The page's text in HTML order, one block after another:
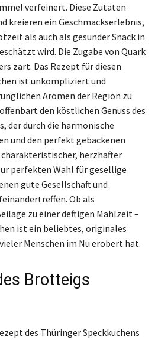
verfeinert. Diese Zutaten
kreieren ein Geschmackserlebnis,
als auch als gesunder Snack in
wird. Die Zugabe von Quark
zart. Das Rezept für diesen
ist unkompliziert und
Aromen der Region zu
den köstlichen Genuss des
der durch die harmonische
und den perfekt gebackenen
herzhafter
perfekten Wahl für gesellige
gute Gesellschaft und
Ob als
zu einer deftigen Mahlzeit –
ist ein beliebtes, originales
Menschen im Nu erobert hat.
Brotteigs
des Thüringer Speckkuchens